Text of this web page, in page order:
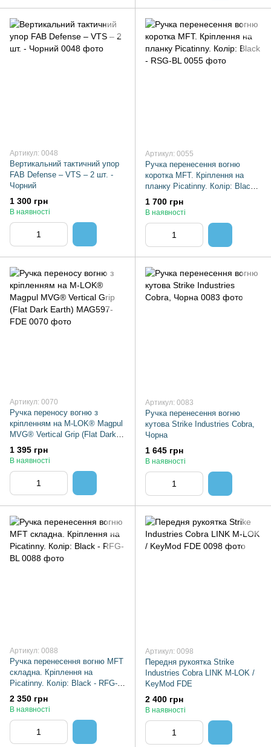
Артикул: 0048
Вертикальний тактичний упор
FAB Defense – VTS – 2 шт. -
Чорний
1 300 грн
В наявності
Артикул: 0055
Ручка перенесення вогню
коротка MFT. Кріплення на
планку Picatinny. Колір: Black -
RSG-BL
1 700 грн
В наявності
Артикул: 0070
Ручка переносу вогню з
кріпленням на M-LOK® Magpul
MVG® Vertical Grip (Flat Dark
Earth) MAG597-FDE
1 395 грн
В наявності
Артикул: 0083
Ручка перенесення вогню
кутова Strike Industries Cobra,
Чорна
1 645 грн
В наявності
Артикул: 0088
Ручка перенесення вогню MFT
складна. Кріплення на
Picatinny. Колір: Black - RFG-
BL
2 350 грн
В наявності
Артикул: 0098
Передня рукоятка Strike
Industries Cobra LINK M-LOK /
KeyMod FDE
2 400 грн
В наявності